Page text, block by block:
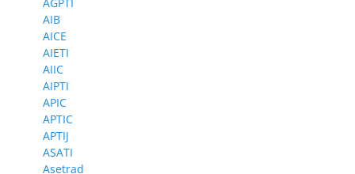
AIB
AICE
AIETI
AIIC
AIPTI
APIC
APTIC
APTIJ
ASATI
Asetrad